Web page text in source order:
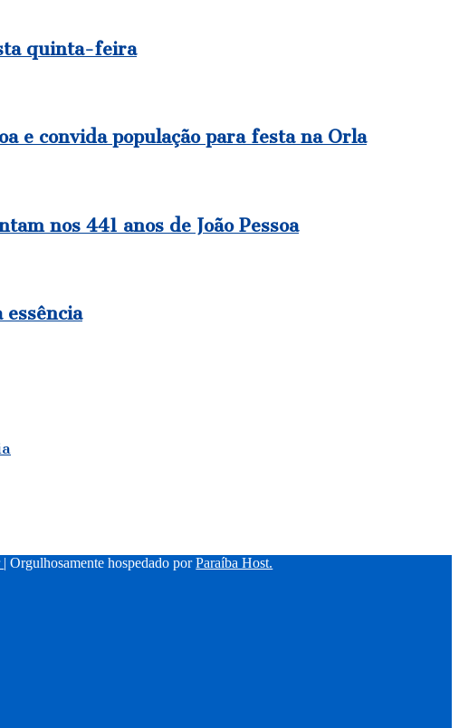
quinta-feira
e convida população para festa na Orla
nos 441 anos de João Pessoa
essência
| Orgulhosamente hospedado porParaíba Host.